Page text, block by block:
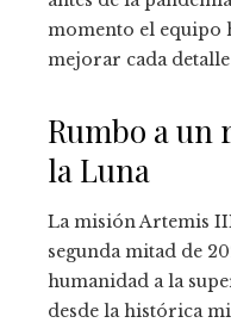
momento el equipo
mejorar cada
Rumbo a un
la Luna
La misión Artemis
segunda mitad de
humanidad a la
desde la histórica